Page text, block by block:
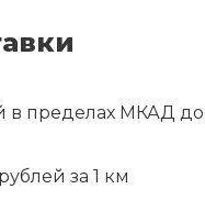
в пределах МКАД
за 1 км